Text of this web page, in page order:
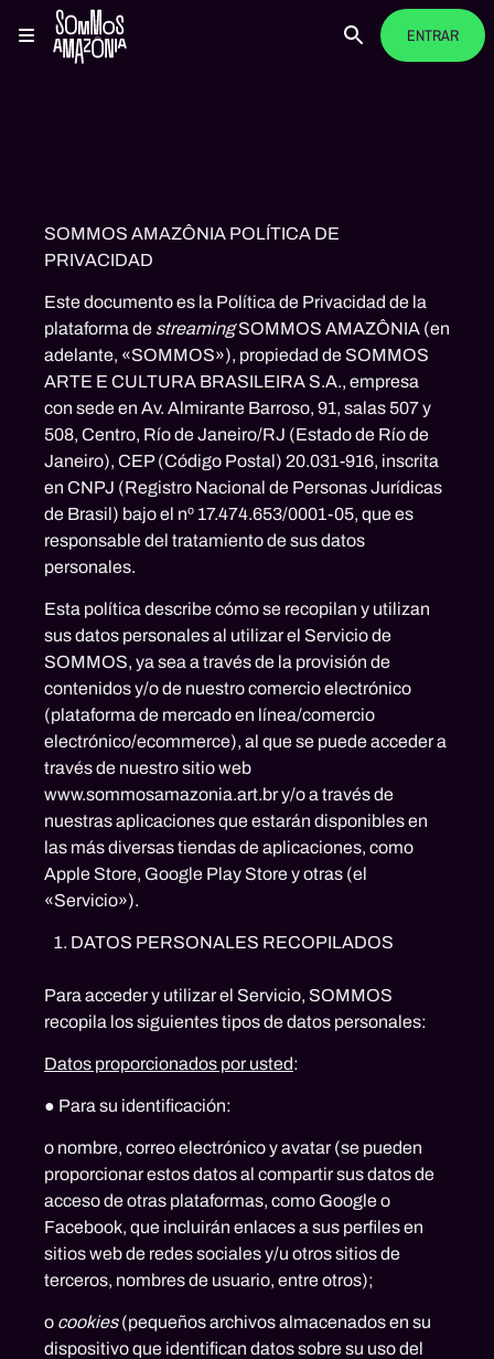
ENTRAR
SOMMOS AMAZÔNIA POLÍTICA DE
PRIVACIDAD
Este documento es la Política de Privacidad de la
plataforma de streamingSOMMOS AMAZÔNIA (en
adelante, «SOMMOS»), propiedad de SOMMOS
ARTE E CULTURA BRASILEIRA S.A., empresa
con sede en Av. Almirante Barroso, 91, salas 507 y
508, Centro, Río de Janeiro/RJ (Estado de Río de
Janeiro), CEP (Código Postal) 20.031-916, inscrita
en CNPJ (Registro Nacional de Personas Jurídicas
de Brasil) bajo el nº 17.474.653/0001-05, que es
responsable del tratamiento de sus datos
personales.
Esta política describe cómo se recopilan y utilizan
sus datos personales al utilizar el Servicio de
SOMMOS, ya sea a través de la provisión de
contenidos y/o de nuestro comercio electrónico
(plataforma de mercado en línea/comercio
electrónico/ecommerce), al que se puede acceder a
través de nuestro sitio web
www.sommosamazonia.art.br y/o a través de
nuestras aplicaciones que estarán disponibles en
las más diversas tiendas de aplicaciones, como
Apple Store, Google Play Store y otras (el
«Servicio»).
DATOS PERSONALES RECOPILADOS
Para acceder y utilizar el Servicio, SOMMOS
recopila los siguientes tipos de datos personales:
Datos proporcionados por usted:
● Para su identificación:
o nombre, correo electrónico y avatar (se pueden
proporcionar estos datos al compartir sus datos de
acceso de otras plataformas, como Google o
Facebook, que incluirán enlaces a sus perfiles en
sitios web de redes sociales y/u otros sitios de
terceros, nombres de usuario, entre otros);
o cookies(pequeños archivos almacenados en su
dispositivo que identifican datos sobre su uso del